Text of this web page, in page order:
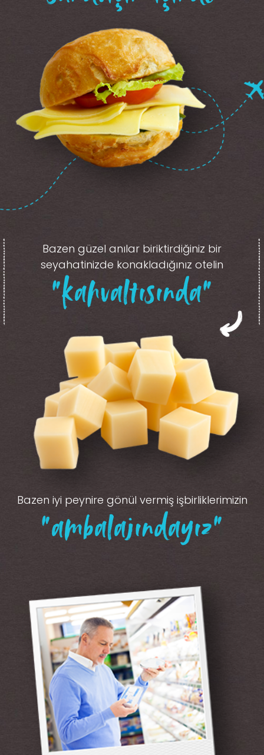
Bazen güzel anılar biriktirdiğiniz bir
seyahatinizde konakladığınız otelin
“kahvaltısında”
Bazen iyi peynire gönül vermiş işbirliklerimizin
“ambalajındayız”